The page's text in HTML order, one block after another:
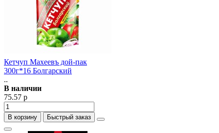
Кетчуп Махеевъ дой-пак
300г*16 Болгарский
..
В наличии
75.57 р
В корзину Быстрый заказ